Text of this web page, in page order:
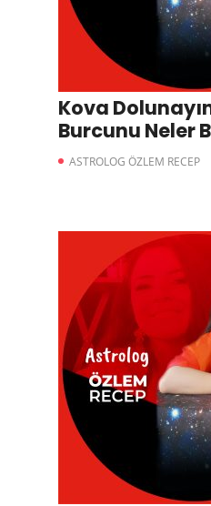
Kova
Burcunu Neler
ASTROLOG ÖZLEM RECEP